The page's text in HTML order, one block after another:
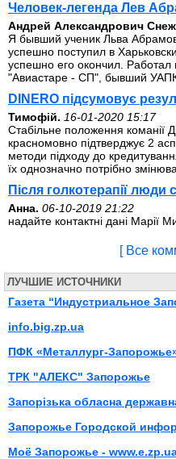
Человек-легенда Лев
Андрей Александрович
Я бывший ученик Льва
успешно поступил в
успешно его окончил. Работал
"Авиастаре - СП", бывший
DINERO підсумовує
Тимофій. 16-01-2020 15:17
Стабільне положення команії
красномовно підтверджує 2
методи підходу до
їх однозначно потрібно
Після голкотерапії
Анна. 06-10-2019 21:22
надайте контактні дані Марії
[ Все
ЛУЧШИЕ ИСТОЧНИКИ
Газета “Индустриальное
info.big.zp.ua
ПФК «Металлург-
ТРК "АЛЕКС" Запорожье
Запорізька обласна
Запорожье Городской
Моё Запорожье -